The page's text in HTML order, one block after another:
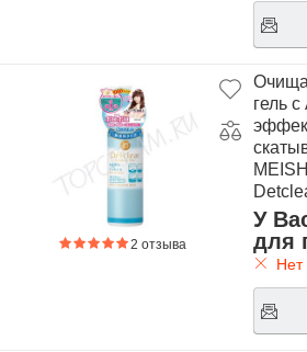
2 отзыва
гель
Peel
У
для
Нет